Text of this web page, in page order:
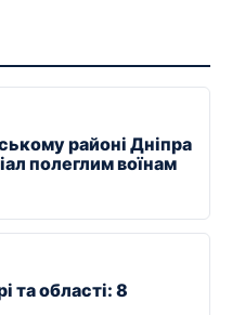
районі Дніпра
полеглим воїнам
та області: 8